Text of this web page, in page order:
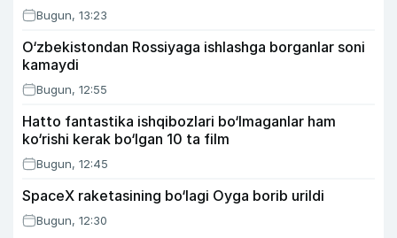
Bugun, 13:23
O‘zbekistondan Rossiyaga ishlashga borganlar soni
kamaydi
Bugun, 12:55
Hatto fantastika ishqibozlari bo‘lmaganlar ham
ko‘rishi kerak bo‘lgan 10 ta film
Bugun, 12:45
SpaceX raketasining bo‘lagi Oyga borib urildi
Bugun, 12:30